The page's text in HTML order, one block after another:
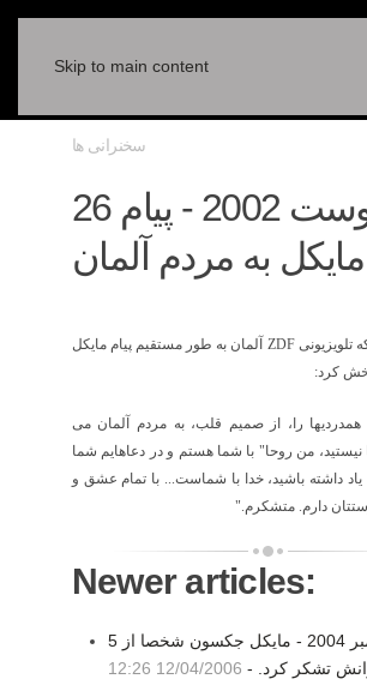
Skip to main content
سخنرانی ها
26 آگوست 2002 - پيام
مايکل به مردم آلمان
تلويزيونیZDF آلمان به طور مستقيم پيام مايکل
کرد:
را، از صميم قلب، به مردم آلمان می
من روحا" با شما هستم و در دعاهايم شما
ياد داشته باشيد، خدا با شماست... با تمام عشق و
دارم. متشکرم."
Newer articles:
5 نوامبر 2004 - مايكل جكسون شخصا از
تشكر كرد. - 12/04/2006 12:26